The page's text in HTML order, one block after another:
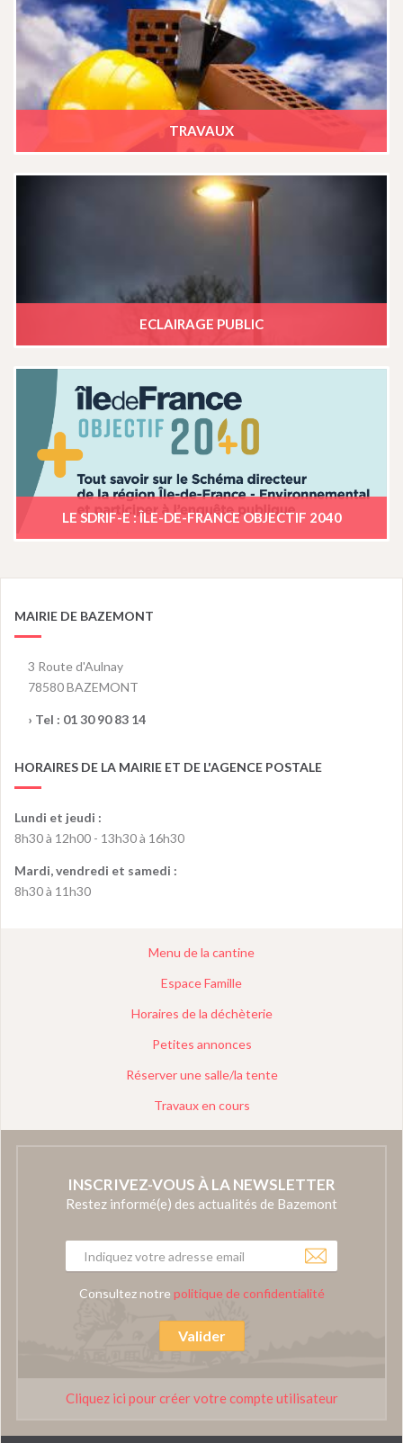
TRAVAUX
ECLAIRAGE PUBLIC
LE SDRIF-E : ÎLE-DE-FRANCE OBJECTIF 2040
MAIRIE DE BAZEMONT
3 Route d'Aulnay
78580 BAZEMONT
› Tel : 01 30 90 83 14
HORAIRES DE LA MAIRIE ET DE L'AGENCE POSTALE
Lundi et jeudi :
8h30 à 12h00 - 13h30 à 16h30
Mardi, vendredi et samedi :
8h30 à 11h30
Menu de la cantine
Espace Famille
Horaires de la déchèterie
Petites annonces
Réserver une salle/la tente
Travaux en cours
INSCRIVEZ-VOUS À LA NEWSLETTER
Restez informé(e) des actualités de Bazemont
Consultez notre politique de confidentialité
Valider
Cliquez ici pour créer votre compte utilisateur